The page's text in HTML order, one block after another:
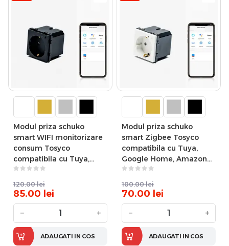
Modul priza schuko
smart WIFI monitorizare
consum Tosyco
compatibila cu Tuya,
Google Home, Amazon
Alexa
120.00 lei
85.00 lei
− +
ADAUGATI IN COS
Modul priza schuko
smart Zigbee Tosyco
compatibila cu Tuya,
Google Home, Amazon
Alexa
100.00 lei
70.00 lei
− +
ADAUGATI IN COS